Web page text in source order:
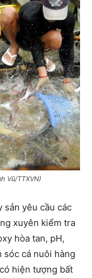
Vũ/TTXVN)
sản yêu cầu các
xuyên kiểm tra
hòa tan, pH,
cá nuôi hàng
hiện tượng bất